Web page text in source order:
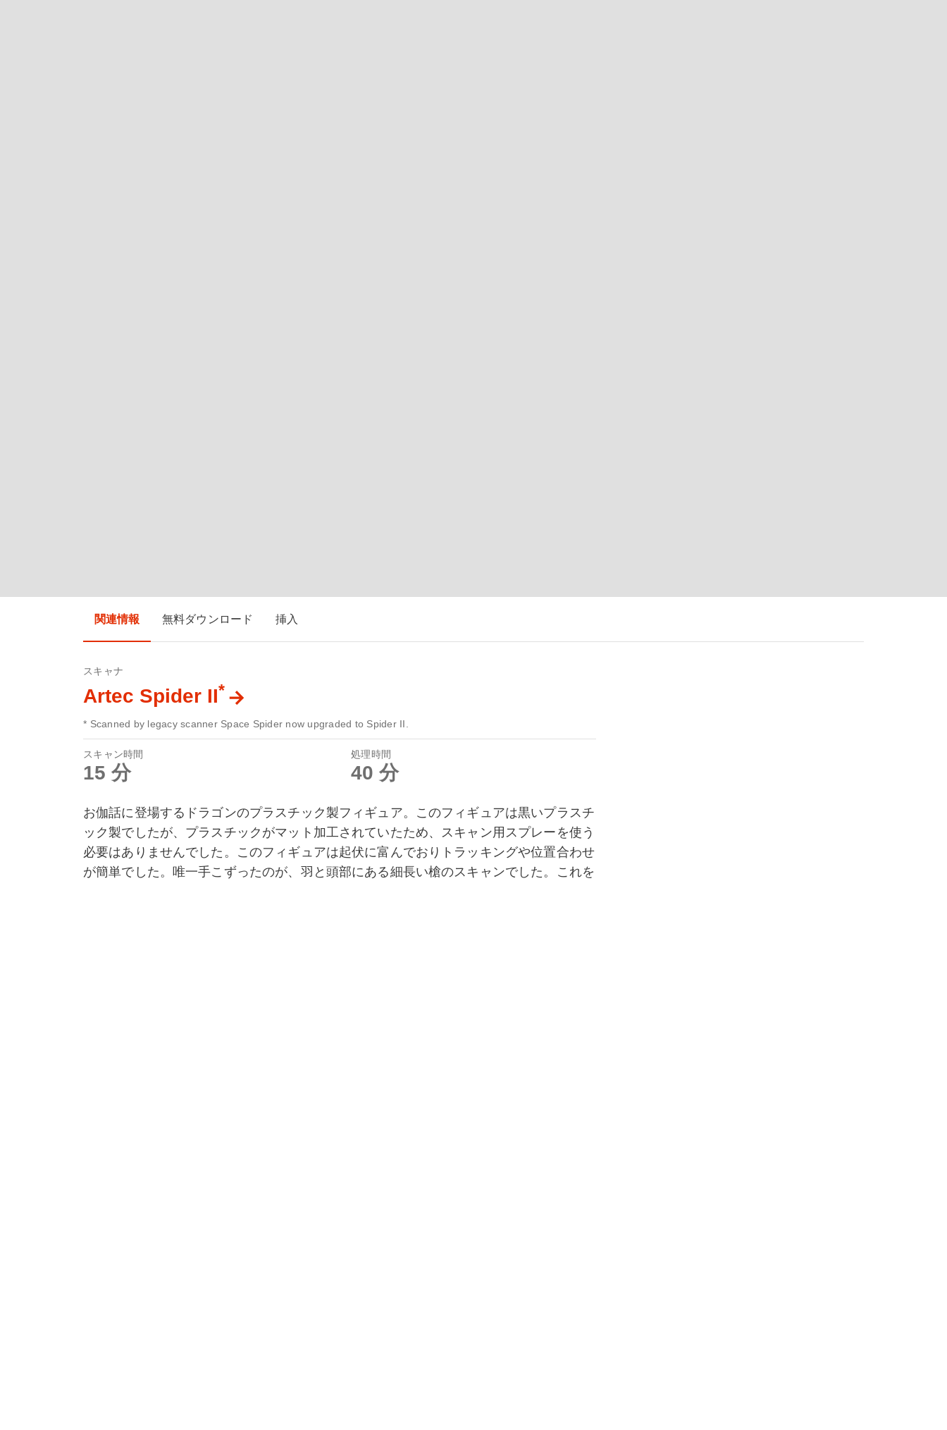
関連情報 無料ダウンロード 挿入
スキャナ
Artec Spider II*
* Scanned by legacy scanner Space Spider now upgraded to Spider II.
スキャン時間
15 分
処理時間
40 分
お伽話に登場するドラゴンのプラスチック製フィギュア。このフィギュアは黒いプラスチ
ック製でしたが、プラスチックがマット加工されていたため、スキャン用スプレーを使う
必要はありませんでした。このフィギュアは起伏に富んでおりトラッキングや位置合わせ
が簡単でした。唯一手こずったのが、羽と頭部にある細長い槍のスキャンでした。これを